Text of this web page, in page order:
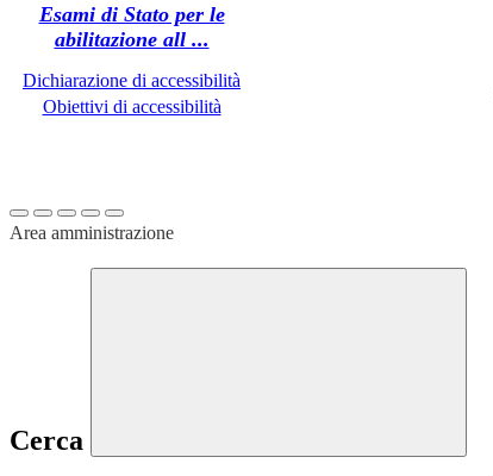
Dichiarazione di accessibilità
Obiettivi di accessibilità
Area amministrazione
Cerca